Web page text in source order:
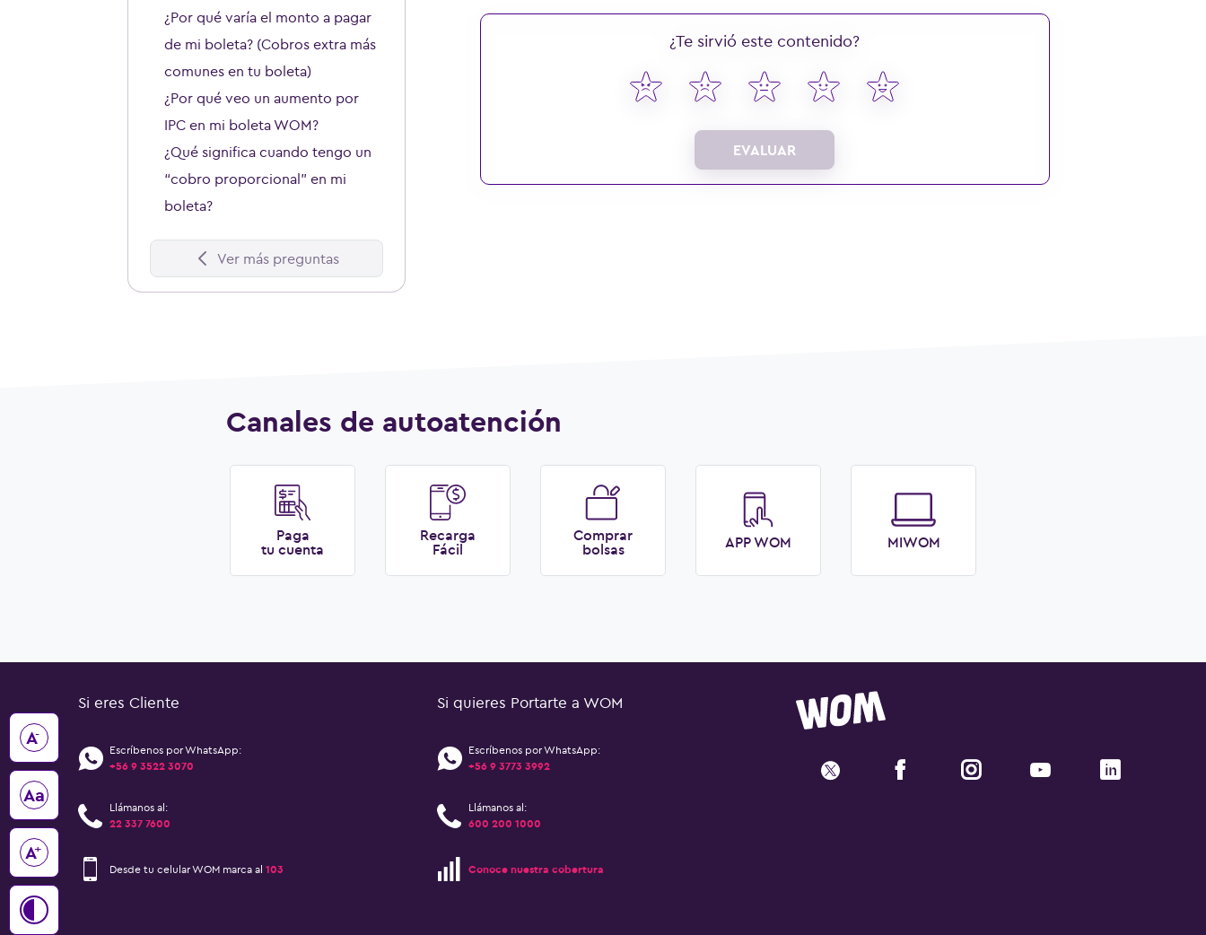
A-
Aa
A+
¿Te sirvió este contenido?
EVALUAR
¿Por qué varía el monto a pagar
de mi boleta? (Cobros extra más
comunes en tu boleta)
¿Por qué veo un aumento por
IPC en mi boleta WOM?
¿Qué significa cuando tengo un
“cobro proporcional” en mi
boleta?
Ver más preguntas
Canales de autoatención
Paga
tu cuenta
Recarga
Fácil
Comprar
bolsas
APP WOM MIWOM
Si quieres Portarte a WOM
Escríbenos por WhatsApp:
+56 9 3773 3992
Llámanos al:
600 200 1000
Conoce nuestra cobertura
Si eres Cliente
Escríbenos por WhatsApp:
+56 9 3522 3070
Llámanos al:
22 337 7600
Desde tu celular WOM marca al 103